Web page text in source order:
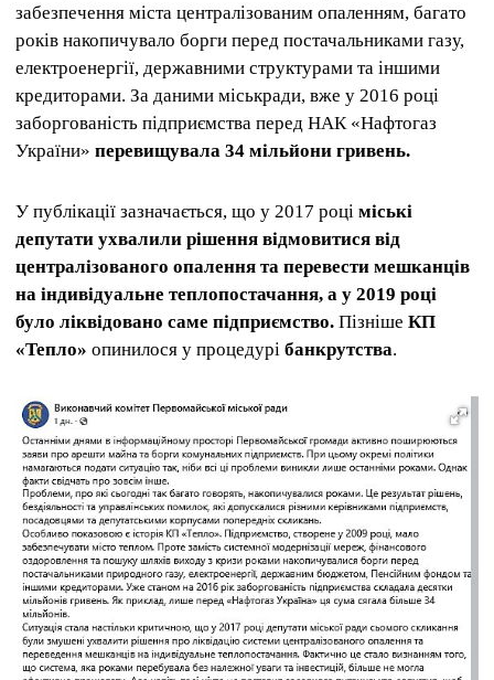
забезпечення міста централізованим опаленням, багато
років накопичувало борги перед постачальниками газу,
електроенергії, державними структурами та іншими
кредиторами. За даними міськради, вже у 2016 році
заборгованість підприємства перед НАК «Нафтогаз
України» перевищувала 34 мільйони гривень.
У публікації зазначається, що у 2017 році міські
депутати ухвалили рішення відмовитися від
централізованого опалення та перевести мешканців
на індивідуальне теплопостачання, а у 2019 році
було ліквідовано саме підприємство. Пізніше КП
«Тепло» опинилося у процедурі банкрутства.